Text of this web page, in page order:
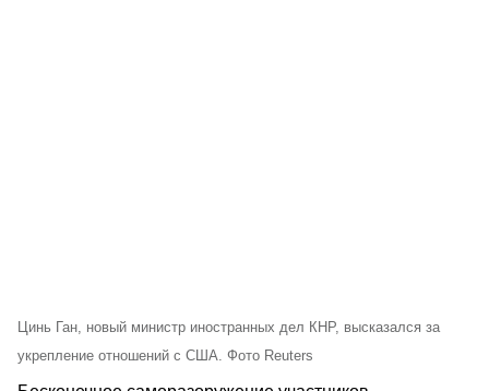
Цинь Ган, новый министр иностранных дел КНР, высказался за
укрепление отношений с США. Фото Reuters